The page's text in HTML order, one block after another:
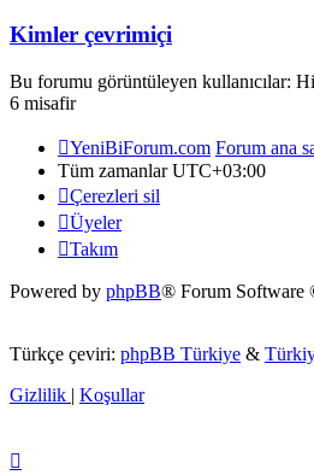
Kimler çevrimiçi
Bu forumu görüntüleyen kullanıcılar:
6 misafir
YeniBiForum.com Forum ana
Tüm zamanlarUTC+03:00
Çerezleri sil
Üyeler
Takım
Powered by phpBB® Forum Software
Türkçe çeviri: phpBB Türkiye &
Gizlilik | Koşullar